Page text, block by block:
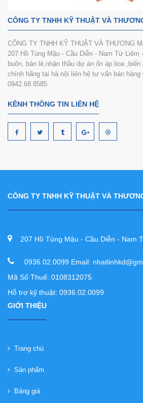
CÔNG TY TNHH KỸ THUẬT VÀ
CÔNG TY TNHH KỸ THUẬT VÀ THƯƠNG
207 Hồ Tùng Mậu - Cầu Diễn - Nam Từ Liêm
buôn, bán lẻ,nhận thầu dự án ổn áp lioa
chính hãng tại hà nội liên hệ tư vấn bán
0942.68.8585
KÊNH THÔNG TIN LIÊN HỆ
CÔNG TY TNHH KỸ THUẬT VÀ
207 Hồ Tùng Mậu - Cầu Diễn - Nam
0936.02.0099 Email:
Mã Số Thuế: 0108312075
Hỗ trợ kỹ thuật: 0936.02.0099
GIỚI THIỆU
Trang chủ
Sản phẩm
Bảng giá